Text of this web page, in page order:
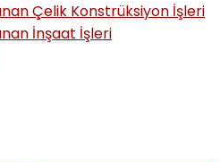
Çelik Konstrüksiyon İşleri
İnşaat İşleri